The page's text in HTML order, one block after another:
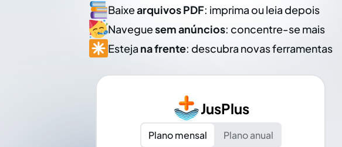
Baixearquivos PDF: imprima ou leia depois
Naveguesem anúncios: concentre-se mais
Esteja na frente: descubra novas ferramentas
JusPlus
Plano mensal
Plano anual